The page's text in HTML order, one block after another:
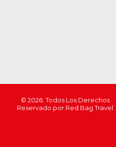
© 2026. Todos Los Derechos
Reservado por Red Bag Travel